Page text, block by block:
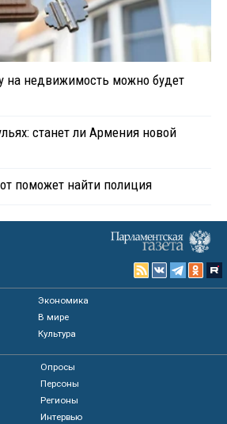
на недвижимость можно будет
станет ли Армения новой
поможет найти полиция
Экономика
В мире
Культура
Опросы
Персоны
Регионы
Интервью